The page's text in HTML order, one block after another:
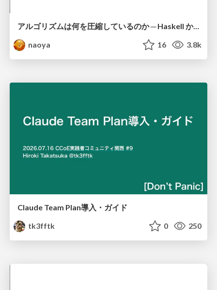
アルゴリズムは何を圧縮しているのか ─ Haskell から育った「圧縮代数」というメンタルモデル
naoya
16 3.8k
Claude Team Plan導入・ガイド
tk3fftk
0 250